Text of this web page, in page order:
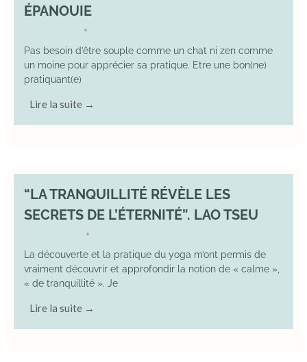
ÉPANOUIE
•
Pas besoin d’être souple comme un chat ni zen comme
un moine pour apprécier sa pratique. Etre une bon(ne)
pratiquant(e)
Lire la suite →
“LA TRANQUILLITÉ RÉVÈLE LES
SECRETS DE L’ÉTERNITÉ”. LAO TSEU
•
La découverte et la pratique du yoga m’ont permis de
vraiment découvrir et approfondir la notion de « calme »,
« de tranquillité ». Je
Lire la suite →